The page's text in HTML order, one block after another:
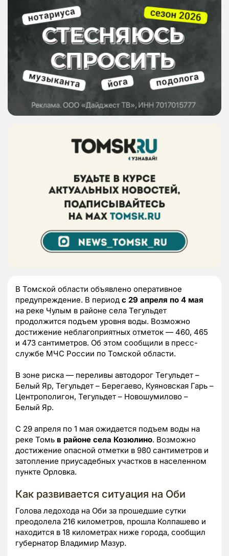
В Томской области объявлено оперативное
предупреждение. В период с 29 апреля по 4 мая
на реке Чулым в районе села Тегульдет
продолжится подъем уровня воды. Возможно
достижение неблагоприятных отметок — 460, 465
и 473 сантиметров. Об этом сообщили в пресс-
службе МЧС России по Томской области.
В зоне риска — переливы автодорог Тегульдет –
Белый Яр, Тегульдет – Берегаево, Куяновская Гарь –
Центрополигон, Тегульдет – Новошумилово –
Белый Яр.
С 29 апреля по 1 мая ожидается подъем воды на
реке Томь в районе села Козюлино. Возможно
достижение опасной отметки в 980 сантиметров и
затопление приусадебных участков в населенном
пункте Орловка.
Как развивается ситуация на Оби
Голова ледохода на Оби за прошедшие сутки
преодолела 216 километров, прошла Колпашево и
находится в 18 километрах ниже города, сообщил
губернатор Владимир Мазур.